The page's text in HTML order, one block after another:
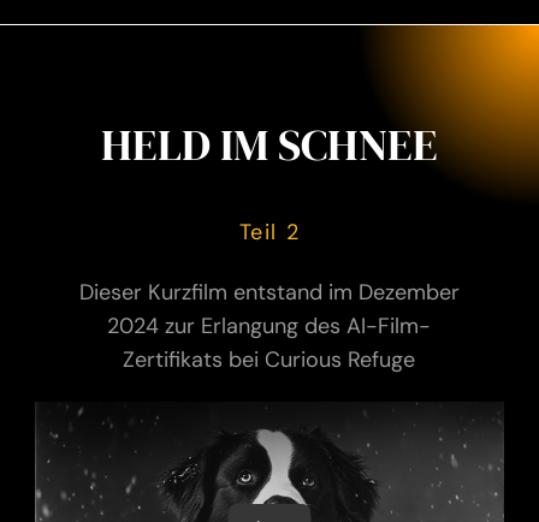
HELD IM SCHNEE
Teil 2
Dieser Kurzfilm entstand im Dezember
2024 zur Erlangung des AI-Film-
Zertifikats bei Curious Refuge